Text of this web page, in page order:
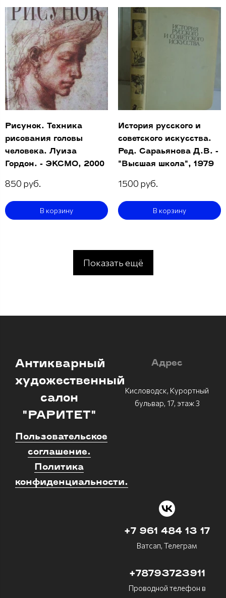
Рисунок. Техника
рисования головы
человека. Луиза
Гордон. - ЭКСМО, 2000
850 руб.
В корзину
История русского и
советского искусства.
Ред. Сараьянова Д.В. -
"Высшая школа", 1979
1500 руб.
В корзину
Показать ещё
Антикварный
художественный
салон
"РАРИТЕТ"
Пользовательское
соглашение.
Политика
конфиденциальности.
Адрес
Кисловодск, Курортный
бульвар, 17, этаж 3
+7 961 484 13 17
Ватсап, Телеграм
+78793723911
Проводной телефон в